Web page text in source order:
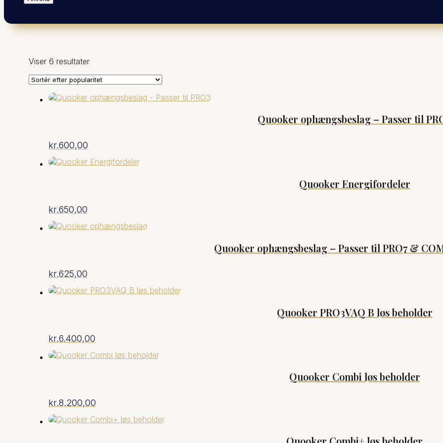
Viser 6 resultaterSorteret
popularitet
Quooker ophængsbeslag – Passer til
kr.600,00
Quooker Energifordeler
kr.650,00
Quooker ophængsbeslag – Passer til PRO7 &
kr.625,00
Quooker PRO3VAQ B løs beholder
kr.6.400,00
Quooker Combi løs beholder
kr.8.200,00